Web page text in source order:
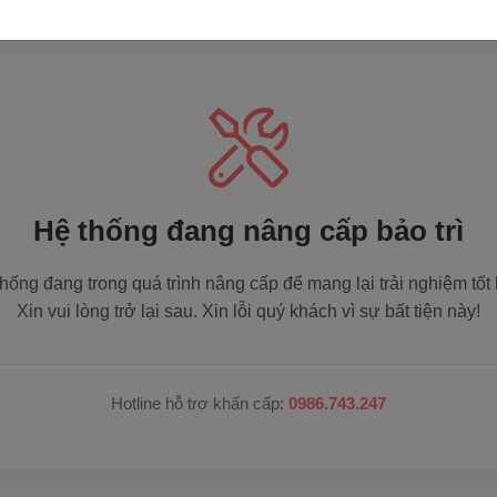
Hệ thống đang nâng cấp bảo trì
đang trong quá trình nâng cấp để mang lại trải nghiệm tốt
Xin vui lòng trở lại sau. Xin lỗi quý khách vì sự bất tiện này!
Hotline hỗ trợ khẩn cấp: 0986.743.247